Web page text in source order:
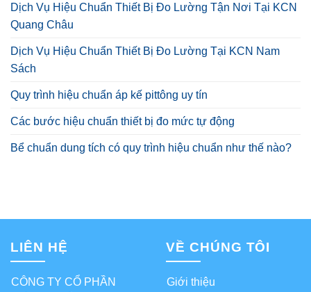
Dịch Vụ Hiệu Chuẩn Thiết Bị Đo Lường Tận Nơi Tại KCN
Quang Châu
Dịch Vụ Hiệu Chuẩn Thiết Bị Đo Lường Tại KCN Nam
Sách
Quy trình hiệu chuẩn áp kế pittông uy tín
Các bước hiệu chuẩn thiết bị đo mức tự động
Bể chuẩn dung tích có quy trình hiệu chuẩn như thế nào?
LIÊN HỆ
CÔNG TY CỔ PHẦN
VỀ CHÚNG TÔI
Giới thiệu